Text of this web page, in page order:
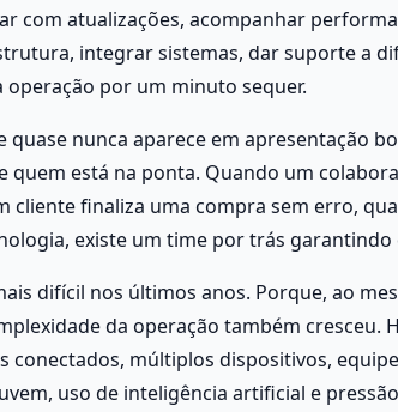
com atualizações, acompanhar
integrar sistemas, dar suporte a
por um minuto sequer.
quase nunca aparece em apresentação
quem está na ponta. Quando um
cliente finaliza uma compra sem erro,
existe um time por trás garantindo
difícil nos últimos anos. Porque, ao
da operação também cresceu.
conectados, múltiplos dispositivos,
uso de inteligência artificial e